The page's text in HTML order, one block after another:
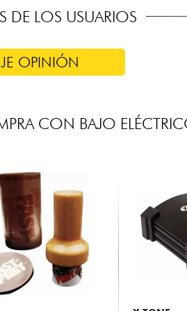
DE LOS USUARIOS
OPINIÓN
CON BAJO